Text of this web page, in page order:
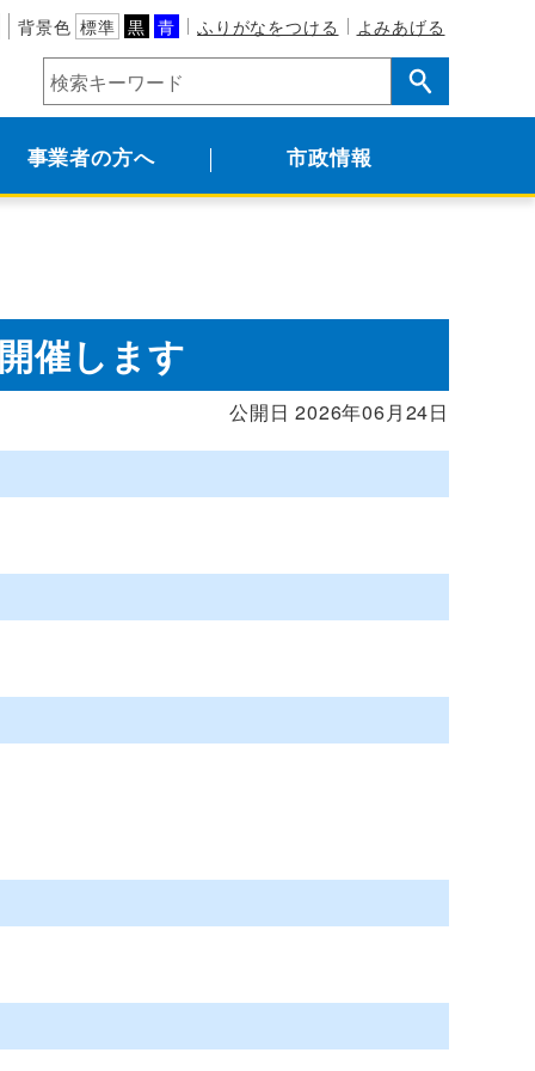
背景色 標準 黒 青 ふりがなをつける よみあげる
事業者の方へ 市政情報
催します
公開日 2026年06月24日